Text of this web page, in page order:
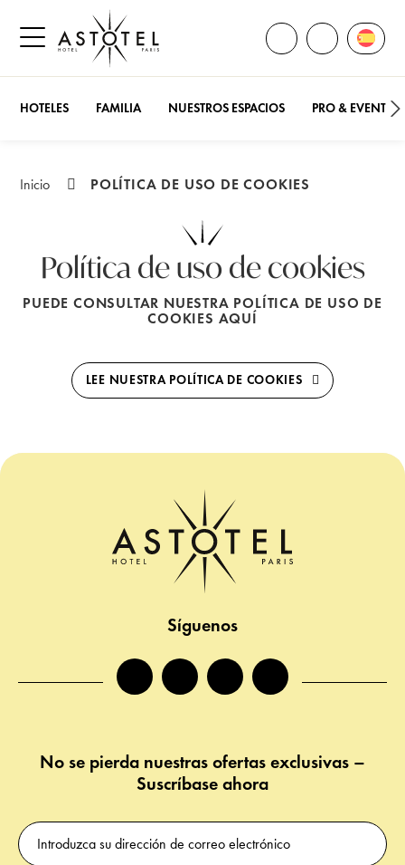
Abrir el menú lateral
ABRIR TODOS
LLÁMENOS
Abrir
HOTELES FAMILIA NUESTROS ESPACIOS PRO & EVENTOS
Inicio POLÍTICA DE USO DE COOKIES
Política de uso de cookies
PUEDE CONSULTAR NUESTRA POLÍTICA DE USO DE
COOKIES AQUÍ
LEE NUESTRA POLÍTICA DE COOKIES
Síguenos
facebookinstagramtwitter tiktok
No se pierda nuestras ofertas exclusivas –
Suscríbase ahora